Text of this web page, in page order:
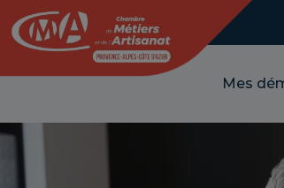
Mes
Panneau de gestion des cookies